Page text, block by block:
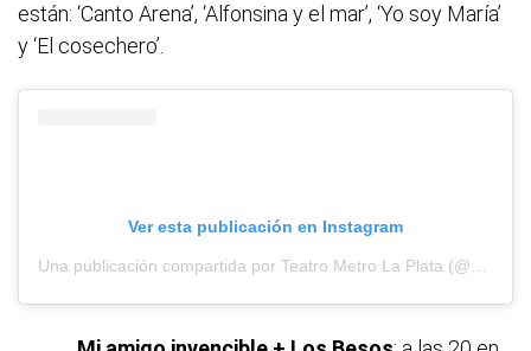
están: ‘Canto Arena’, ‘Alfonsina y el mar’, ‘Yo soy María’
y ‘El cosechero’.
Ver esta publicación en Instagram